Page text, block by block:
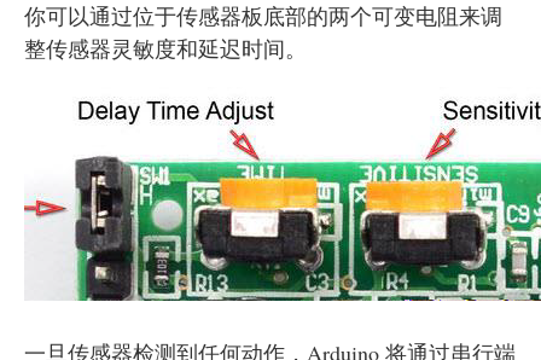
你可以通过位于传感器板底部的两个可变电阻来调
整传感器灵敏度和延迟时间。
一旦传感器检测到任何动作，Arduino 将通过串行端